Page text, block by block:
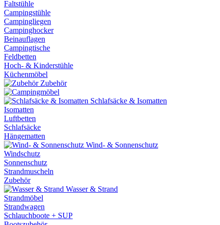
Faltstühle
Campingstühle
Campingliegen
Campinghocker
Beinauflagen
Campingtische
Feldbetten
Hoch- & Kinderstühle
Küchenmöbel
Zubehör
Schlafsäcke & Isomatten
Isomatten
Luftbetten
Schlafsäcke
Hängematten
Wind- & Sonnenschutz
Windschutz
Sonnenschutz
Strandmuscheln
Zubehör
Wasser & Strand
Strandmöbel
Strandwagen
Schlauchboote + SUP